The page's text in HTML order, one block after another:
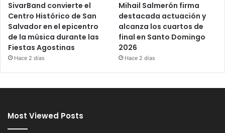
SivarBand convierte el
Centro Histórico de San
Salvador en el epicentro
de la música durante las
Fiestas Agostinas
Hace 2 días
Mihail Salmerón firma
destacada actuación y
alcanza los cuartos de
final en Santo Domingo
2026
Hace 2 días
Most Viewed Posts